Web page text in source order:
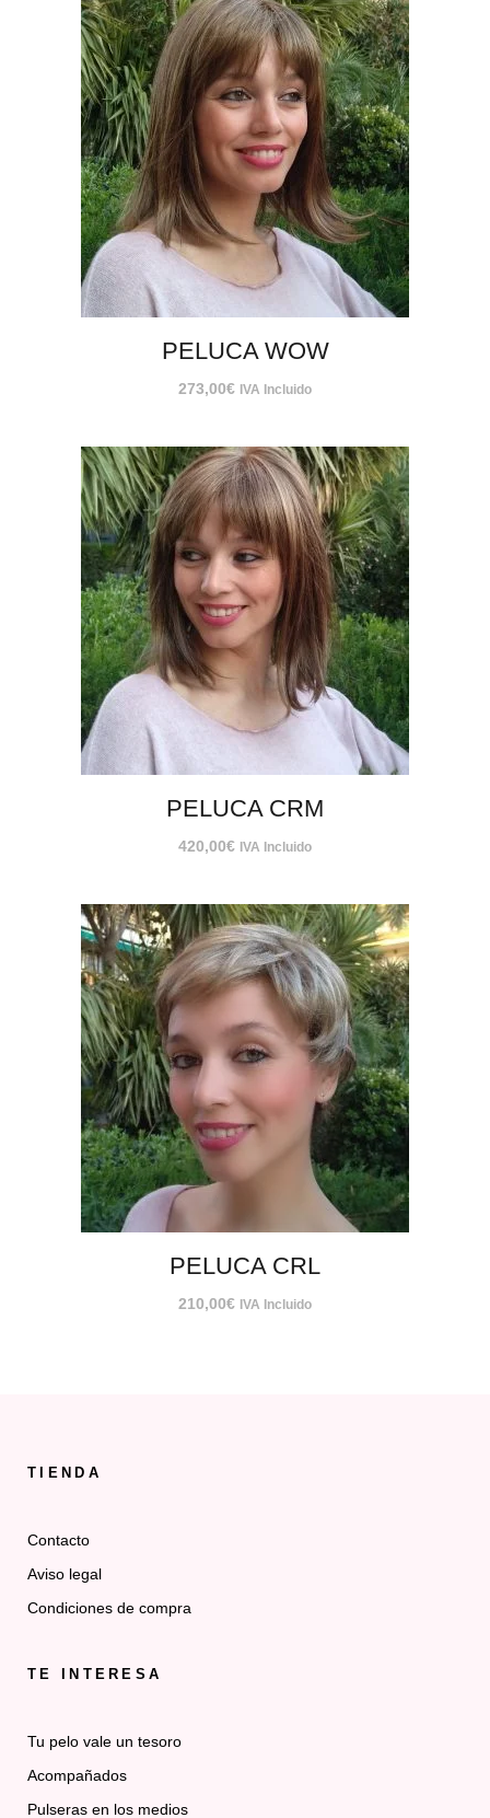
PELUCA WOW
273,00€ IVA Incluido
PELUCA CRM
420,00€ IVA Incluido
PELUCA CRL
210,00€ IVA Incluido
TIENDA
Contacto
Aviso legal
Condiciones de compra
TE INTERESA
Tu pelo vale un tesoro
Acompañados
Pulseras en los medios